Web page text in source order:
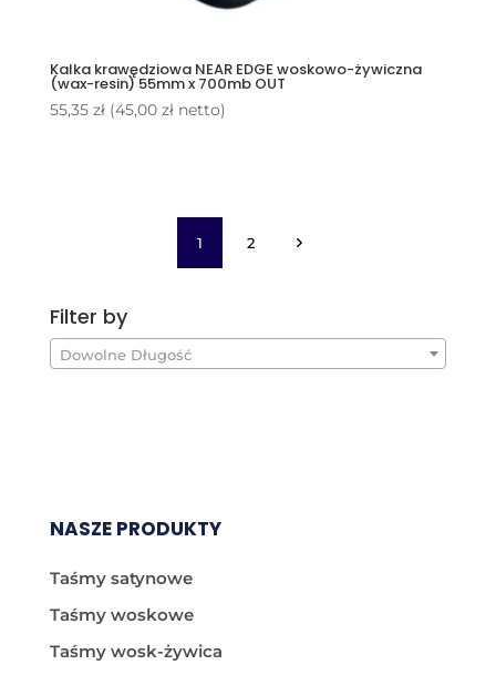
Kalka krawędziowa NEAR EDGE woskowo-żywiczna
(wax-resin) 55mm x 700mb OUT
55,35 zł (45,00 złnetto)
1 2
Filter by
Dowolne Długość
NASZE PRODUKTY
Taśmy satynowe
Taśmy woskowe
Taśmy wosk-żywica